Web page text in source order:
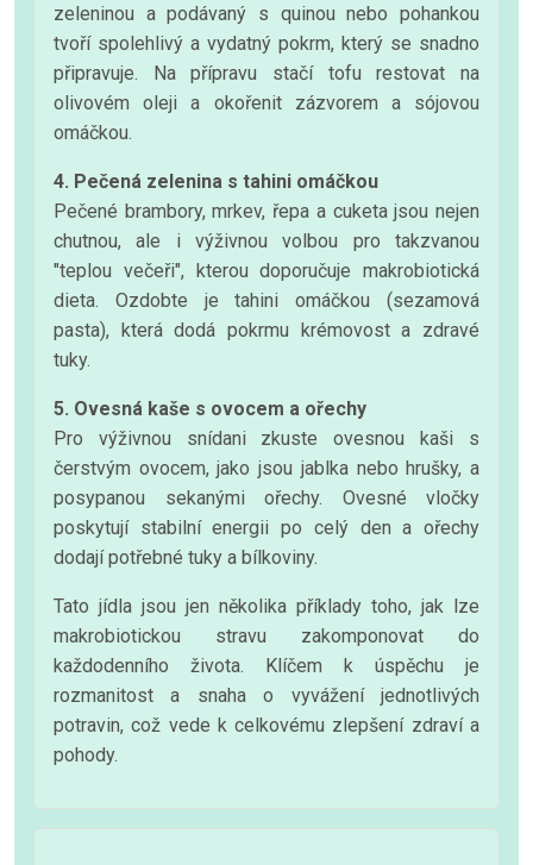
zeleninou a podávaný s quinou nebo pohankou
tvoří spolehlivý a vydatný pokrm, který se snadno
připravuje. Na přípravu stačí tofu restovat na
olivovém oleji a okořenit zázvorem a sójovou
omáčkou.
4. Pečená zelenina s tahini omáčkou
Pečené brambory, mrkev, řepa a cuketa jsou nejen
chutnou, ale i výživnou volbou pro takzvanou
"teplou večeři", kterou doporučuje makrobiotická
dieta. Ozdobte je tahini omáčkou (sezamová
pasta), která dodá pokrmu krémovost a zdravé
tuky.
5. Ovesná kaše s ovocem a ořechy
Pro výživnou snídani zkuste ovesnou kaši s
čerstvým ovocem, jako jsou jablka nebo hrušky, a
posypanou sekanými ořechy. Ovesné vločky
poskytují stabilní energii po celý den a ořechy
dodají potřebné tuky a bílkoviny.
Tato jídla jsou jen několika příklady toho, jak lze
makrobiotickou stravu zakomponovat do
každodenního života. Klíčem k úspěchu je
rozmanitost a snaha o vyvážení jednotlivých
potravin, což vede k celkovému zlepšení zdraví a
pohody.